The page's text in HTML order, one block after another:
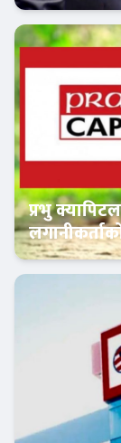
Banner News
प्रभु